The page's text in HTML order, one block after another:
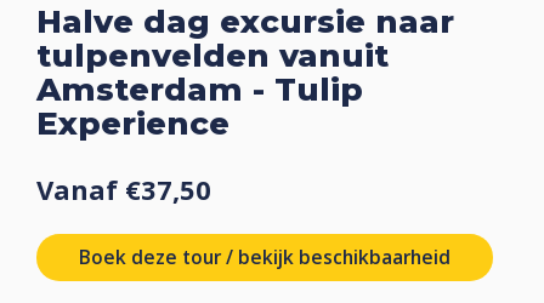
Halve dag excursie naar
tulpenvelden vanuit
Amsterdam - Tulip
Experience
Vanaf €37,50
Boek deze tour / bekijk beschikbaarheid